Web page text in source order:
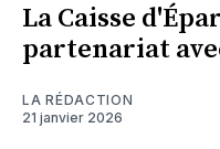
La Caisse
partenariat
LA RÉDACTION
21 janvier 2026